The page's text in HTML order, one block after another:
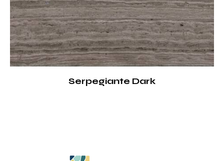
Serpegiante Dark